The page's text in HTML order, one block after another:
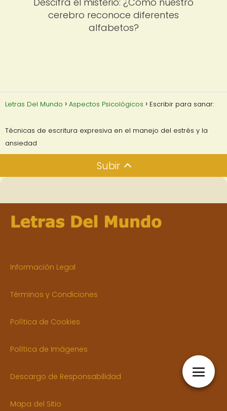
cerebro reconoce diferentes
alfabetos?
Letras Del Mundo Aspectos Psicológicos Escribir para sanar:
Técnicas de escritura expresiva en el manejo del estrés y la
ansiedad
Subir
Información Legal
Términos y Condiciones
Política de Cookies
Política de Imágenes
Descargo de Responsabilidad
Mapa del Sitio